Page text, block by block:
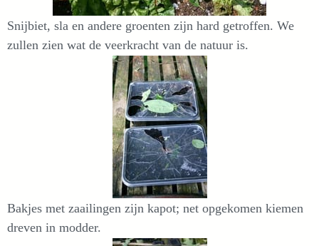
Snijbiet, sla en andere groenten zijn hard getroffen. We
zullen zien wat de veerkracht van de natuur is.
Bakjes met zaailingen zijn kapot; net opgekomen kiemen
dreven in modder.